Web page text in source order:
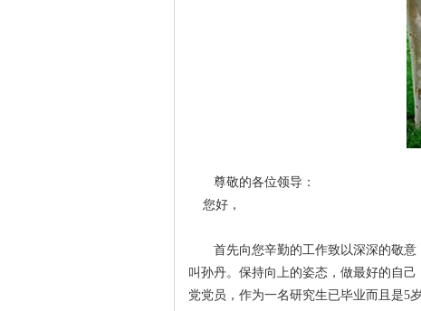
尊敬的各位领导：
您好，
首先向您辛勤的工作致以深深的敬
叫孙丹。保持向上的姿态，做最好的自
党党员，作为一名研究生已毕业而且是5